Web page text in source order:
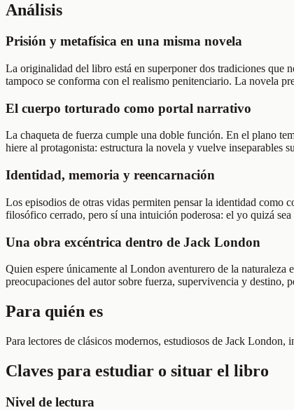
Análisis
Prisión y metafísica en una misma novela
La originalidad del libro está en superponer dos tradiciones
tampoco se conforma con el realismo penitenciario. La novela
El cuerpo torturado como portal narrativo
La chaqueta de fuerza cumple una doble función. En el plano
hiere al protagonista: estructura la novela y vuelve inseparables
Identidad, memoria y reencarnación
Los episodios de otras vidas permiten pensar la identidad
filosófico cerrado, pero sí una intuición poderosa: el yo quizá
Una obra excéntrica dentro de Jack London
Quien espere únicamente al London aventurero de la
preocupaciones del autor sobre fuerza, supervivencia y destino,
Para quién es
Para lectores de clásicos modernos, estudiosos de Jack
Claves para estudiar o situar el libro
Nivel de lectura